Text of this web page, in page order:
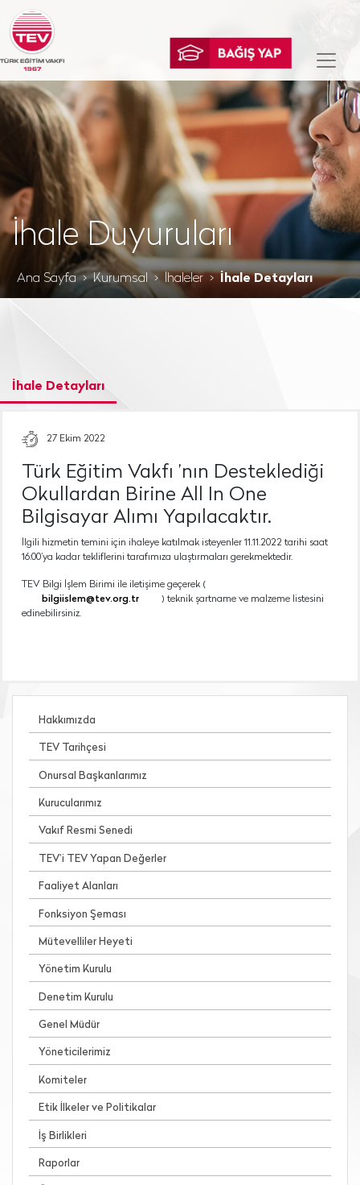
İhale Duyuruları
Ana Sayfa Kurumsal İhaleler İhale Detayları
İhale Detayları
27 Ekim 2022
Türk Eğitim Vakfı ’nın Desteklediği
Okullardan Birine All In One
Bilgisayar Alımı Yapılacaktır.
İlgili hizmetin temini için ihaleye katılmak isteyenler 11.11.2022 tarihi saat
16:00’ya kadar tekliflerini tarafımıza ulaştırmaları gerekmektedir.
TEV Bilgi İşlem Birimi ile iletişime geçerek (
bilgiislem@tev.org.tr
) teknik şartname ve malzeme listesini
edinebilirsiniz.
Hakkımızda
TEV Tarihçesi
Onursal Başkanlarımız
Kurucularımız
Vakıf Resmi Senedi
TEV’i TEV Yapan Değerler
Faaliyet Alanları
Fonksiyon Şeması
Mütevelliler Heyeti
Yönetim Kurulu
Denetim Kurulu
Genel Müdür
Yöneticilerimiz
Komiteler
Etik İlkeler ve Politikalar
İş Birlikleri
Raporlar